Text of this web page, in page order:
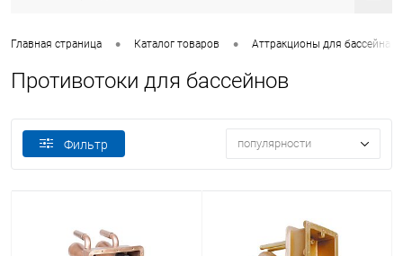
Главная страница • Каталог товаров • Аттракционы для бассейна
Противотоки для бассейнов
Фильтр популярности